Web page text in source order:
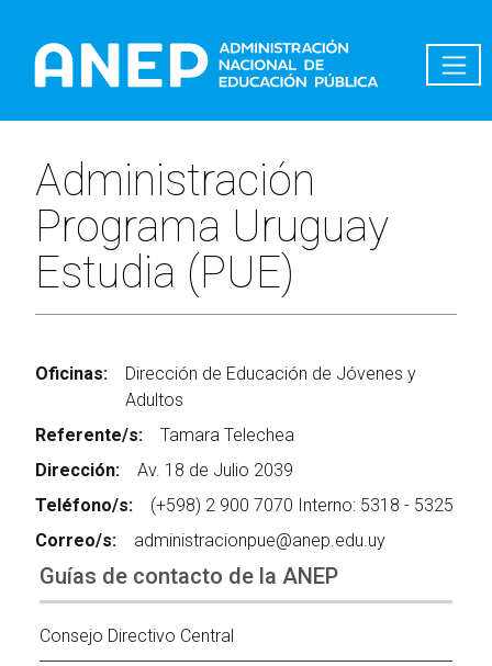
Administración
Programa Uruguay
Estudia (PUE)
Oficinas:
Dirección de Educación de Jóvenes y
Adultos
Referente/s:
Tamara Telechea
Dirección:
Av. 18 de Julio 2039
Teléfono/s:
(+598) 2 900 7070 Interno: 5318 - 5325
Correo/s:
administracionpue@anep.edu.uy
Guías de contacto de la ANEP
Consejo Directivo Central